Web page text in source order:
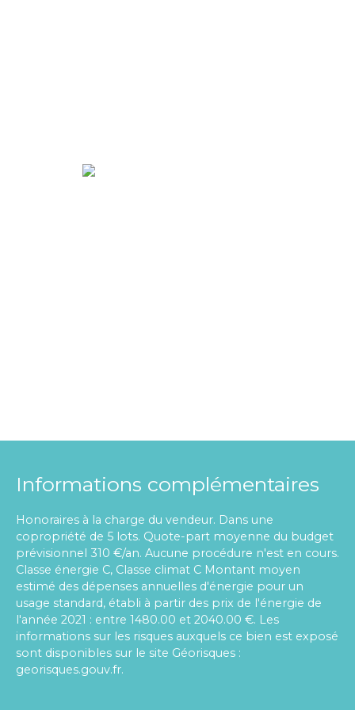
Informations complémentaires
Honoraires à la charge du vendeur. Dans une
copropriété de 5 lots. Quote-part moyenne du budget
prévisionnel 310 €/an. Aucune procédure n'est en cours.
Classe énergie C, Classe climat C Montant moyen
estimé des dépenses annuelles d'énergie pour un
usage standard, établi à partir des prix de l'énergie de
l'année 2021 : entre 1480.00 et 2040.00 €. Les
informations sur les risques auxquels ce bien est exposé
sont disponibles sur le site Géorisques :
georisques.gouv.fr.